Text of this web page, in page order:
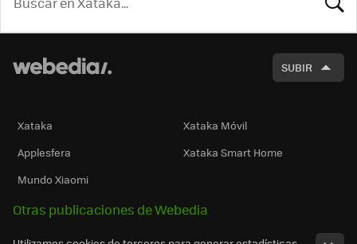
SUBIR
Xataka
Xataka Móvil
Applesfera
Xataka Smart Home
Mundo Xiaomi
Otras publicaciones de Webedia